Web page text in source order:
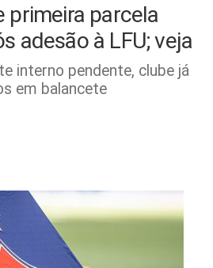
primeira parcela
adesão à LFU; veja
interno pendente, clube já
em balancete